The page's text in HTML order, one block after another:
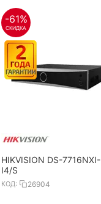
-61%
СКИДКА
HIKVISION DS-7716NXI-
I4/S
КОД: 26904